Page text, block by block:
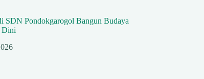
SDN Pondokgarogol Bangun Budaya
Dini